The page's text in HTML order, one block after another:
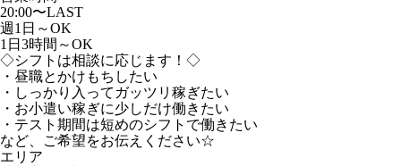
20:00〜LAST
週1日～OK
1日3時間～OK
◇シフトは相談に応じます！◇
・昼職とかけもちしたい
・しっかり入ってガッツリ稼ぎたい
・お小遣い稼ぎに少しだけ働きたい
・テスト期間は短めのシフトで働きたい
など、ご希望をお伝えください☆
エリア